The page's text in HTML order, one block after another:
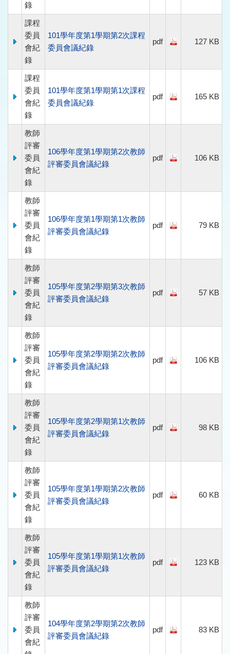
錄
課程
委員
會紀
錄
101學年度第1學期第2次課程
委員會議紀錄
pdf 127 KB
課程
委員
會紀
錄
101學年度第1學期第1次課程
委員會議紀錄
pdf 165 KB
教師
評審
委員
會紀
錄
106學年度第1學期第2次教師
評審委員會議紀錄
pdf 106 KB
教師
評審
委員
會紀
錄
106學年度第1學期第1次教師
評審委員會議紀錄
pdf 79 KB
教師
評審
委員
會紀
錄
105學年度第2學期第3次教師
評審委員會議紀錄
pdf 57 KB
教師
評審
委員
會紀
錄
105學年度第2學期第2次教師
評審委員會議紀錄
pdf 106 KB
教師
評審
委員
會紀
錄
105學年度第2學期第1次教師
評審委員會議紀錄
pdf 98 KB
教師
評審
委員
會紀
錄
105學年度第1學期第2次教師
評審委員會議紀錄
pdf 60 KB
教師
評審
委員
會紀
錄
105學年度第1學期第1次教師
評審委員會議紀錄
pdf 123 KB
教師
評審
委員
會紀
104學年度第2學期第2次教師
評審委員會議紀錄
pdf 83 KB